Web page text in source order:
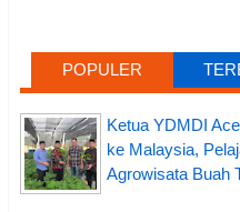
POPULER
Ketua YDMDI
ke Malaysia,
Agrowisata Buah